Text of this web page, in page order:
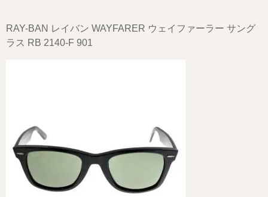
RAY-BAN レイバン WAYFARER ウェイファーラー サング
ラス RB 2140-F 901